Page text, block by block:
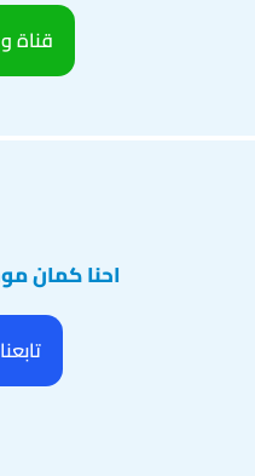
قناة
احنا كمان